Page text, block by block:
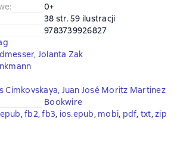
:
0+
38 str. 59 ilustracji
9783739926827
, Jolanta Zak
Cimkovskaya, Juan José Moritz Martinez
Bookwire
epub, fb2, fb3, ios.epub, mobi, pdf, txt, zip